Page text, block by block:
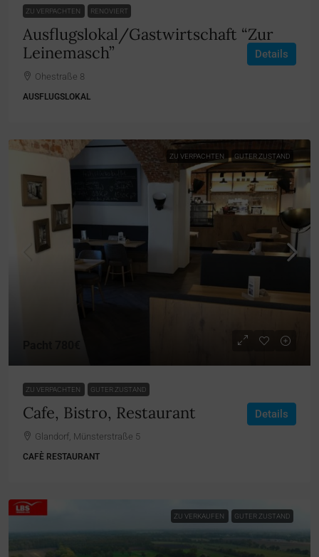
ZU VERPACHTEN RENOVIERT
Ausflugslokal/Gastwirtschaft “Zur
Leinemasch”
Ohestraße 8
AUSFLUGSLOKAL
Details
ZU VERPACHTEN GUTER ZUSTAND
ZU VERPACHTEN GUTER ZUSTAND
Cafe, Bistro, Restaurant
Glandorf, Münsterstraße 5
CAFÈ RESTAURANT
Details
ZU VERKAUFEN GUTER ZUSTAND